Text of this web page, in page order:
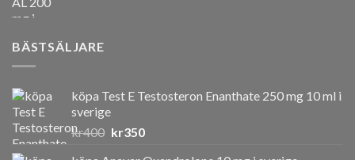
BÄSTSÄLJARE
köpa Test E Testosteron Enanthate 250 mg 10 ml i
sverige
kr400 Det
kr350Det